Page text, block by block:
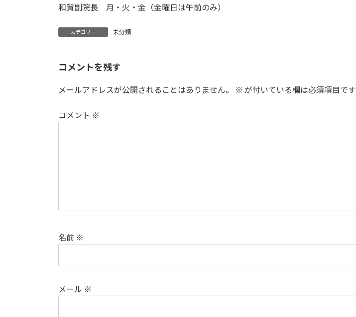
和賀副院長 月・火・金（金曜日は午前のみ）
カテゴリー 未分類
コメントを残す
メールアドレスが公開されることはありません。 ※ が付いている欄は必須項目です
コメント ※
名前 ※
メール ※